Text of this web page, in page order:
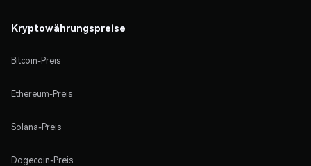
Kryptowährungspreise
Bitcoin-Preis
Ethereum-Preis
Solana-Preis
Dogecoin-Preis